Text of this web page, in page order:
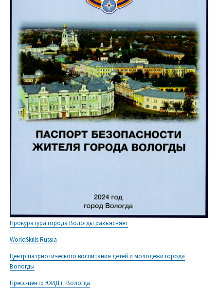
Прокуратура города Вологды разъясняет
WorldSkills Russia
Центр патриотического воспитания детей и молодежи города
Вологды
Пресс-центр ЮИД г. Вологда